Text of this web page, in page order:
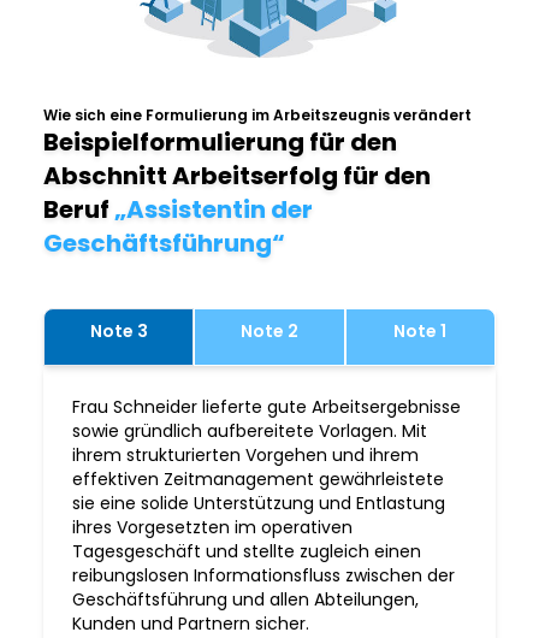
Wie sich eine Formulierung im Arbeitszeugnis verändert
Beispielformulierung für den
Abschnitt Arbeitserfolg für den
Beruf„Assistentin der
Geschäftsführung“
Note 3 Note 2 Note 1
Frau Schneider lieferte gute Arbeitsergebnisse
sowie gründlich aufbereitete Vorlagen. Mit
ihrem strukturierten Vorgehen und ihrem
effektiven Zeitmanagement gewährleistete
sie eine solide Unterstützung und Entlastung
ihres Vorgesetzten im operativen
Tagesgeschäft und stellte zugleich einen
reibungslosen Informationsfluss zwischen der
Geschäftsführung und allen Abteilungen,
Kunden und Partnern sicher.